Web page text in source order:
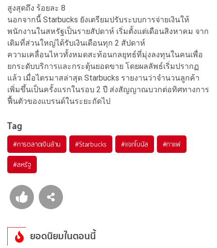
สูงสุดถึง ร้อยละ 8
นอกจากนี้ Starbucks ยังเตรียมปรับระบบการจ่ายเงินให้
พนักงานในสหรัฐเป็นรายสัปดาห์ เริ่มตั้งแต่เดือนสิงหาคม จาก
เดิมที่ส่วนใหญ่ได้รับเงินเดือนทุก 2 สัปดาห์
ความเคลื่อนไหวทั้งหมดสะท้อนกลยุทธ์ที่มุ่งลงทุนในคนเพื่อ
ยกระดับบริการและกระตุ้นยอดขาย โดยผลลัพธ์เริ่มปรากฏ
แล้ว เมื่อไตรมาสล่าสุด Starbucks รายงานว่าจำนวนลูกค้า
เพิ่มขึ้นเป็นครั้งแรกในรอบ 2 ปี ส่งสัญญาณบวกต่อทิศทางการ
ฟื้นตัวของแบรนด์ในระยะถัดไป
Tag
#การตลาดเงินล้าน #Starbucks #แจกโบนัส #กาแฟ
#สหรัฐ
ยอดนิยมในตอนนี้